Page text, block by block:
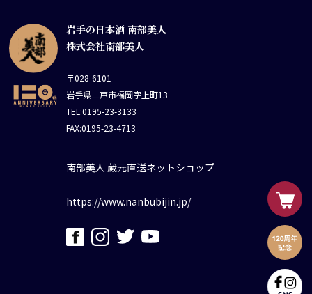
岩手の日本酒 南部美人
株式会社南部美人
〒028-6101
岩手県二戸市福岡字上町13
TEL:0195-23-3133
FAX:0195-23-4713
南部美人 蔵元直送ネットショップ
https://www.nanbubijin.jp/